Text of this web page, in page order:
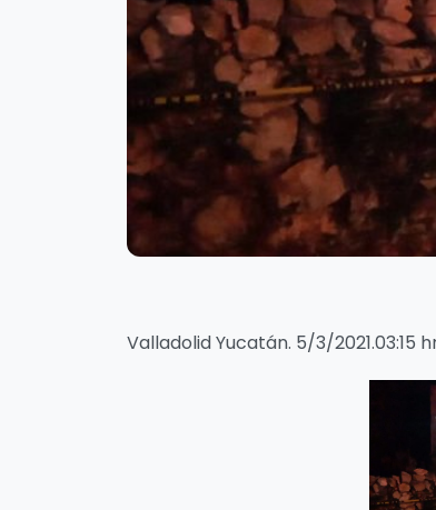
Valladolid Yucatán. 5/3/2021.03:15